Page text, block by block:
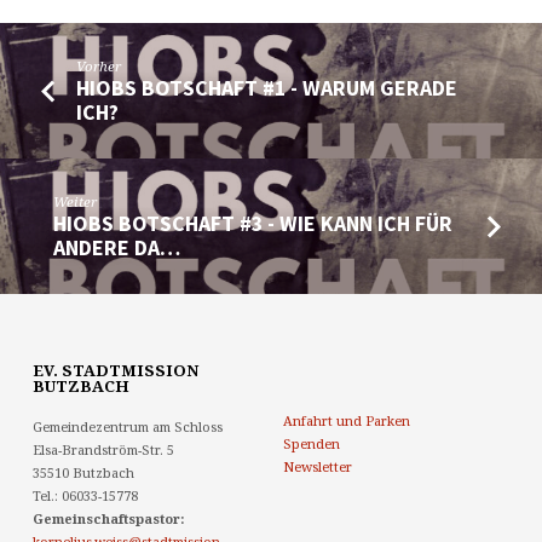
MIT
MEINEM
LEID
UM?
Vorher
HIOBS BOTSCHAFT #1 - WARUM GERADE
ICH?
Weiter
HIOBS BOTSCHAFT #3 - WIE KANN ICH FÜR
ANDERE DA…
EV. STADTMISSION
BUTZBACH
Gemeindezentrum am Schloss
Elsa-Brandström-Str. 5
35510 Butzbach
Tel.: 06033-15778
Gemeinschaftspastor:
Anfahrt und Parken
Spenden
Newsletter